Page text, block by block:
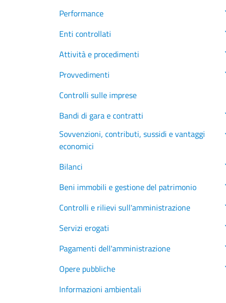
Performance
Enti controllati
Attività e procedimenti
Provvedimenti
Controlli sulle imprese
Bandi di gara e contratti
Sovvenzioni, contributi, sussidi e vantaggi
economici
Bilanci
Beni immobili e gestione del patrimonio
Controlli e rilievi sull'amministrazione
Servizi erogati
Pagamenti dell'amministrazione
Opere pubbliche
Informazioni ambientali